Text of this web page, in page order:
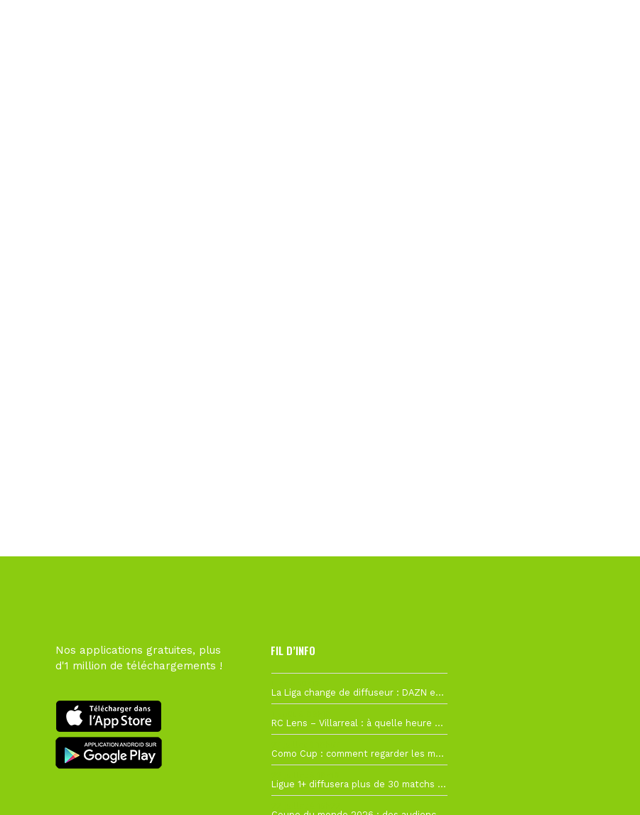
Nos applications gratuites, plus
d'1 million de téléchargements !
FIL D’INFO
La Liga change de diffuseur : DAZN et Disney+ remplacent beIN Sports !
RC Lens – Villarreal : à quelle heure et sur quelle chaîne voir la finale de la Como Cup ?
Como Cup : comment regarder les matchs du RC Lens en direct ?
Ligue 1+ diffusera plus de 30 matchs amicaux avant la reprise de la Ligue 1